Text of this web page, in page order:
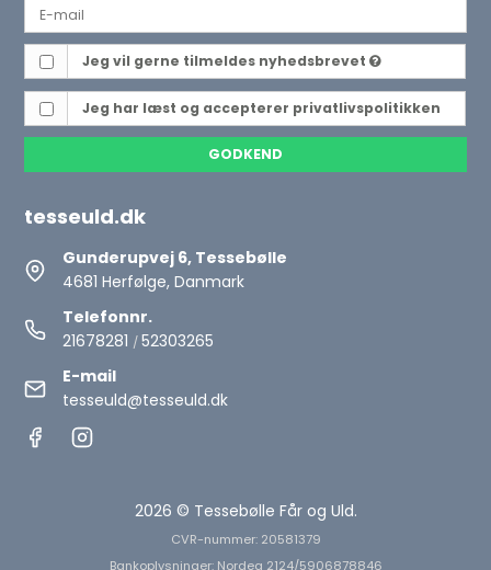
Jeg vil gerne tilmeldes nyhedsbrevet
Jeg har læst og accepterer privatlivspolitikken
GODKEND
tesseuld.dk
Gunderupvej 6, Tessebølle
4681 Herfølge, Danmark
Telefonnr.
21678281 /52303265
E-mail
tesseuld@tesseuld.dk
2026 © Tessebølle Får og Uld.
CVR-nummer: 20581379
Bankoplysninger: Nordea 2124/5906878846